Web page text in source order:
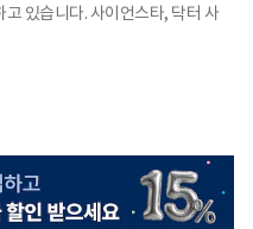
있습니다. 사이언스타, 닥터 사